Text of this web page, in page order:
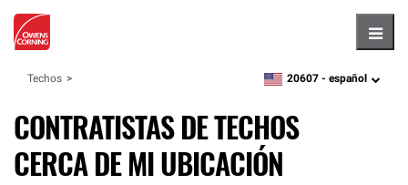
Techos zipcode,language
20607 - español
CONTRATISTAS DE TECHOS
CERCA DE MI UBICACIÓN